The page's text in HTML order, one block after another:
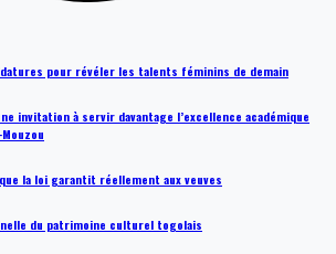
pour révéler les talents féminins de demain
invitation à servir davantage l’excellence académique
la loi garantit réellement aux veuves
du patrimoine culturel togolais